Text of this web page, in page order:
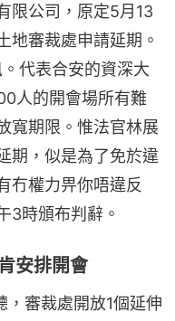
限公司，原定5月13
地審裁處申請延期。
代表合安的資深大
人的開會場所有難
寬期限。惟法官林展
期，似是為了免於違
冇權力畀你唔違反
3時頒布判辭。
安排開會
，審裁處開放1個延伸